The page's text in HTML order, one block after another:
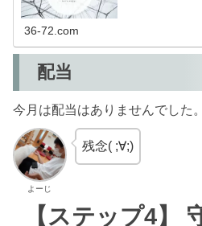
36-72.com
配当
今月は配当はありませんでした。
よーじ
残念( ;∀;)
【ステップ4】